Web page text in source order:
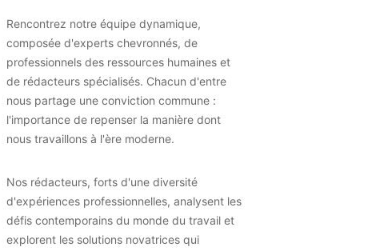
Rencontrez notre équipe dynamique,
composée d'experts chevronnés, de
professionnels des ressources humaines et
de rédacteurs spécialisés. Chacun d'entre
nous partage une conviction commune :
l'importance de repenser la manière dont
nous travaillons à l'ère moderne.
Nos rédacteurs, forts d'une diversité
d'expériences professionnelles, analysent les
défis contemporains du monde du travail et
explorent les solutions novatrices qui